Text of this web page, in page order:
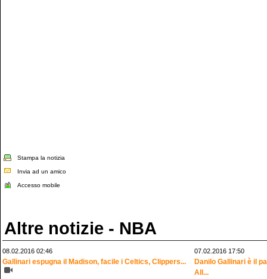
Stampa la notizia
Invia ad un amico
Accesso mobile
Altre notizie - NBA
08.02.2016 02:46
Gallinari espugna il Madison, facile i Celtics, Clippers...
07.02.2016 17:50
Danilo Gallinari è il
All...